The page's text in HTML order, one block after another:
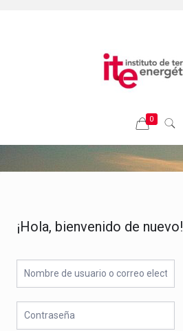
0
¡Hola, bienvenido de nuevo!